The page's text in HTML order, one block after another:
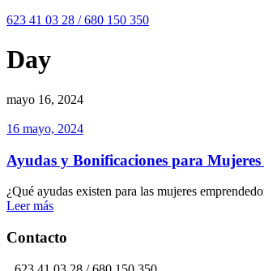
623 41 03 28 / 680 150 350
Day
mayo 16, 2024
16 mayo, 2024
Ayudas y Bonificaciones para
¿Qué ayudas existen para las mujeres
Leer más
Contacto